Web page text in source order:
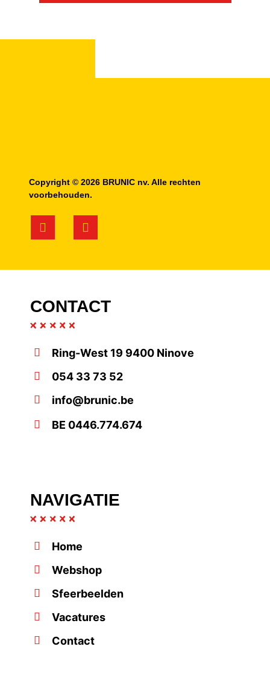
Copyright © 2026 BRUNIC nv. Alle rechten
voorbehouden.
CONTACT
Ring-West 19 9400 Ninove
054 33 73 52
info@brunic.be
BE 0446.774.674
NAVIGATIE
Home
Webshop
Sfeerbeelden
Vacatures
Contact